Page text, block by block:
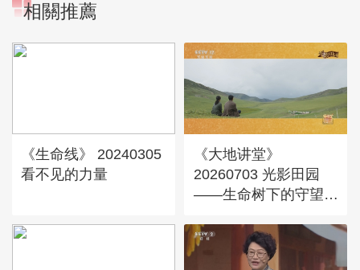
相關推薦
《生命线》 20240305
看不见的力量
《大地讲堂》
20260703 光影田园
——生命树下的守望